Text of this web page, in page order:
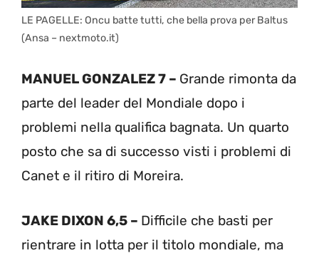
LE PAGELLE: Oncu batte tutti, che bella prova per Baltus
(Ansa – nextmoto.it)
MANUEL GONZALEZ 7 – Grande rimonta da
parte del leader del Mondiale dopo i
problemi nella qualifica bagnata. Un quarto
posto che sa di successo visti i problemi di
Canet e il ritiro di Moreira.
JAKE DIXON 6,5 – Difficile che basti per
rientrare in lotta per il titolo mondiale, ma